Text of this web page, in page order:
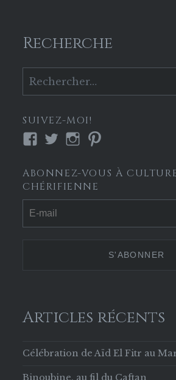
Recherche
SUIVEZ-MOI!
Voir
profil
de
Culture-
Chérifienne-
629853133756169
Voir
profil
de
culture_cherif
Twitter
Voir
profil
de
Instagram
profil
Pinterest
ABONNEZ-VOUS À
CHÉRIFIENNE
Articles récents
Célébration de Aïd El Fitr au
Binoubine, au fil du Caftan